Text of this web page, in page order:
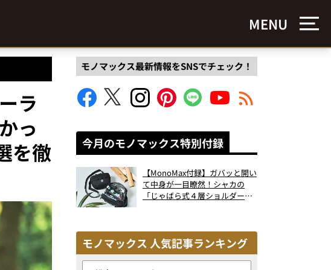
MENU
ラ
っ
を徹
モノマックス最新情報をSNSでチェック！
今月のモノマックス特別付録
【MonoMax付録】ガバッと開い
て中身が一目瞭然！シャカの
「じゃばら式４層ショルダーバ
モノマックス 人気記事ランキング